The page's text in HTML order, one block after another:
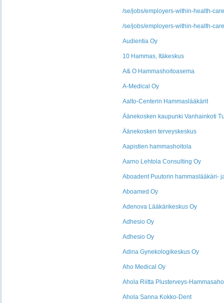
/se/jobs/employers-within-health-
/se/jobs/employers-within-health-
Audientia Oy
10 Hammas, Itäkeskus
A& O Hammashoitoasema
A-Medical Oy
Aalto-Centerin Hammaslääkärit
Äänekosken kaupunki Vanhainkoti
Äänekosken terveyskeskus
Aapistien hammashoitola
Aarno Lehtola Consulting Oy
Aboadent Puutorin hammaslääkäri-
Aboamed Oy
Adenova Lääkärikeskus Oy
Adhesio Oy
Adhesio Oy
Adina Gynekologikeskus Oy
Aho Medical Oy
Ahola Riitta Plusterveys-
Ahola Sanna Kokko-Dent